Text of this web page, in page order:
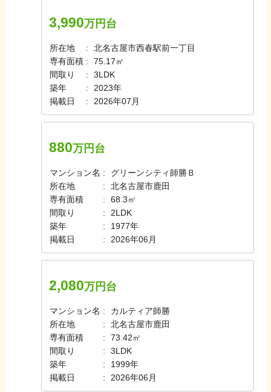
3,990万円台
所在地
北名古屋市西春駅前一丁目
専有面積
75.17㎡
間取り
3LDK
築年
2023年
掲載日
2026年07月
880万円台
マンション名
グリーンシティ師勝Ｂ
所在地
北名古屋市鹿田
専有面積
68.3㎡
間取り
2LDK
築年
1977年
掲載日
2026年06月
2,080万円台
マンション名
カルティア師勝
所在地
北名古屋市鹿田
専有面積
73.42㎡
間取り
3LDK
築年
1999年
掲載日
2026年06月